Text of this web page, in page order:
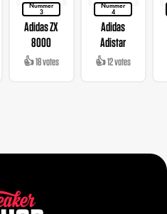
Nummer
3
Adidas ZX
8000
👍 18 votes
Nummer
4
Adidas
Adistar
👍 12 votes